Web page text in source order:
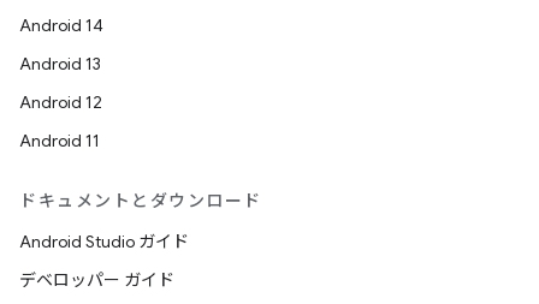
Android 14
Android 13
Android 12
Android 11
ドキュメントとダウンロード
Android Studio ガイド
デベロッパー ガイド